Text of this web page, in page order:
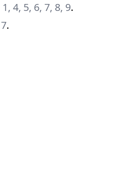
1, 4, 5, 6, 7, 8, 9.
7.